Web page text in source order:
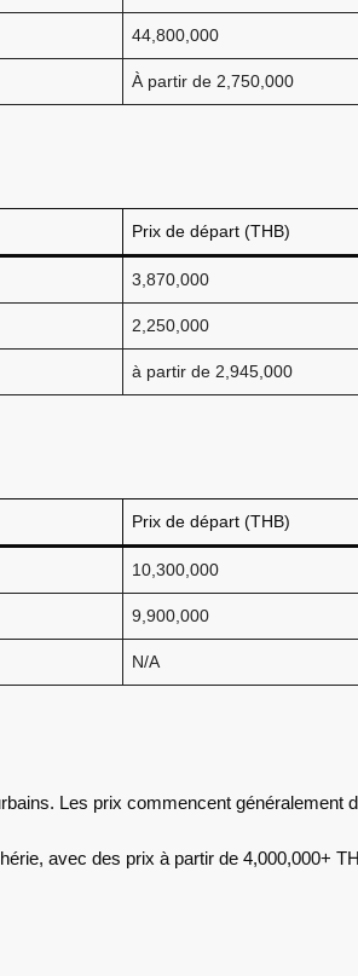
44,800,000
À partir de 2,750,000
Prix de départ (THB)
3,870,000
2,250,000
à partir de 2,945,000
Prix de départ (THB)
10,300,000
9,900,000
N/A
Les prix commencent généralement
avec des prix à partir de 4,000,000+